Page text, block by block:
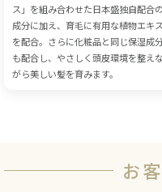
ス」を組み合わせた日本盛独自配合の
成分に加え、育毛に有用な植物エキス
を配合。さらに化粧品と同じ保湿成
も配合し、やさしく頭皮環境を整えな
がら美しい髪を育みます。
お